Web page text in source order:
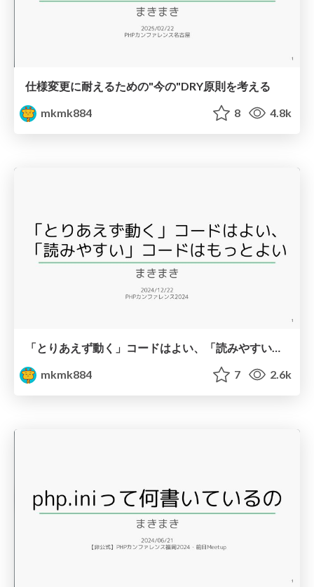
仕様変更に耐えるための"今の"DRY原則を考える
mkmk884
8 4.8k
mkmk884
7 2.6k